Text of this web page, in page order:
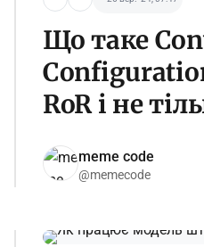
Що таке
RoR і не
meme code
@memecode